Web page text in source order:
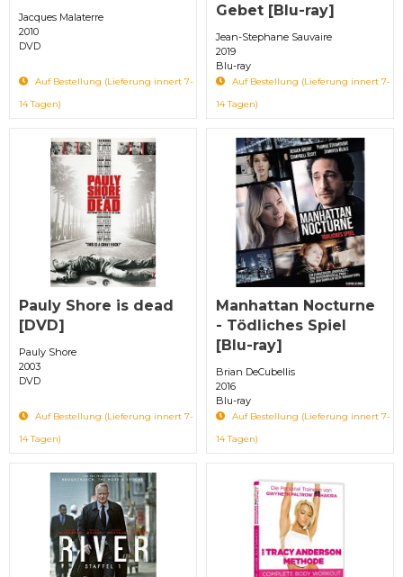
Jacques Malaterre
2010
DVD
Auf Bestellung (Lieferung innert 7-
14 Tagen)
Gebet [Blu-ray]
Jean-Stephane Sauvaire
2019
Blu-ray
Auf Bestellung (Lieferung innert 7-
14 Tagen)
Pauly Shore is dead
[DVD]
Pauly Shore
2003
DVD
Auf Bestellung (Lieferung innert 7-
14 Tagen)
Manhattan Nocturne
- Tödliches Spiel
[Blu-ray]
Brian DeCubellis
2016
Blu-ray
Auf Bestellung (Lieferung innert 7-
14 Tagen)